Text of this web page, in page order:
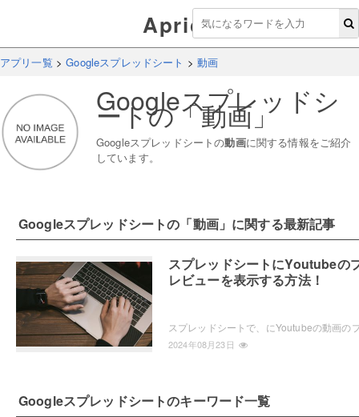
Aprico
アプリ一覧 >Googleスプレッドシート >動画
Googleスプレッドシ
ートの「動画」
Googleスプレッドシートの動画に関する情報をご紹介
しています。
Googleスプレッドシートの「動画」に関する最新記事
スプレッドシートにYoutubeの
レビューを表示する方法！
2024年08月23日
Googleスプレッドシートのキーワード一覧